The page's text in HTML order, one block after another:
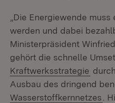
„Die Energiewende
werden und dabei
Ministerpräsident
gehört die schnelle
Kraftwerksstrategie
Ausbau des dringend
Wasserstoffkernnetzes
.